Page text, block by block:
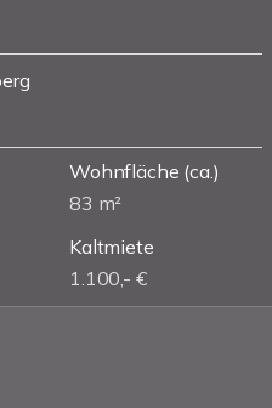
Wohnfläche (ca.)
83 m²
Kaltmiete
1.100,- €